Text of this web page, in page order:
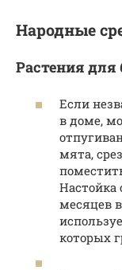
Народные
Растения
Если
в доме,
мята,
Настойка
месяцев
которых